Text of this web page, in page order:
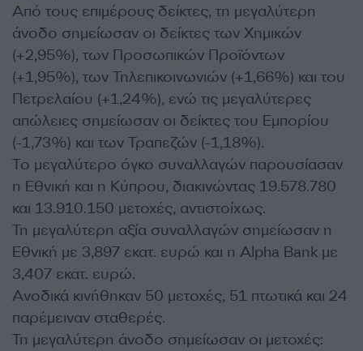
Από τους επιμέρους δείκτες, τη μεγαλύτερη
άνοδο σημείωσαν οι δείκτες των Χημικών
(+2,95%), των Προσωπικών Προϊόντων
(+1,95%), των Τηλεπικοινωνιών (+1,66%) και του
Πετρελαίου (+1,24%), ενώ τις μεγαλύτερες
απώλειες σημείωσαν οι δείκτες του Εμπορίου
(-1,73%) και των Τραπεζών (-1,18%).
Το μεγαλύτερο όγκο συναλλαγών παρουσίασαν
η Εθνική και η Κύπρου, διακινώντας 19.578.780
και 13.910.150 μετοχές, αντιστοίχως.
Τη μεγαλύτερη αξία συναλλαγών σημείωσαν η
Εθνική με 3,897 εκατ. ευρώ και η Alpha Bank με
3,407 εκατ. ευρώ.
Ανοδικά κινήθηκαν 50 μετοχές, 51 πτωτικά και 24
παρέμειναν σταθερές.
Τη μεγαλύτερη άνοδο σημείωσαν οι μετοχές: